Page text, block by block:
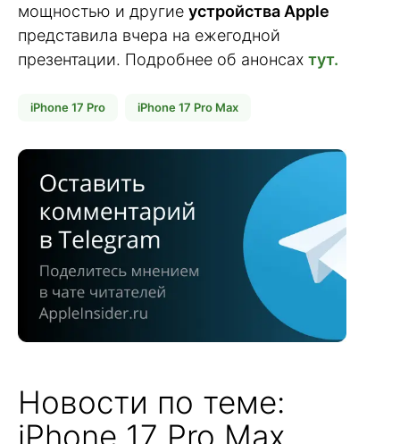
мощностью и другие устройства Apple
представила вчера на ежегодной
презентации. Подробнее об анонсах тут.
iPhone 17 Pro iPhone 17 Pro Max
Новости по теме:
iPhone 17 Pro Max